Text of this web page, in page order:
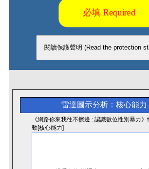
必填 Required
雷達圖示分析：核心能力